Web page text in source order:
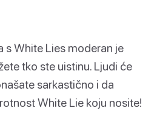
s White Lies moderan je
tko ste uistinu. Ljudi će
sarkastično i da
White Lie koju nosite!